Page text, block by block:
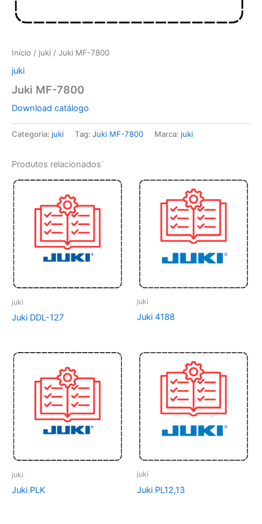
Início / juki / Juki MF-7800
juki
Juki MF-7800
Download catálogo
Categoria: juki Tag: Juki MF-7800 Marca: juki
Produtos relacionados
juki
Juki DDL-127
juki
Juki 4188
juki
Juki PLK
juki
Juki PL12,13